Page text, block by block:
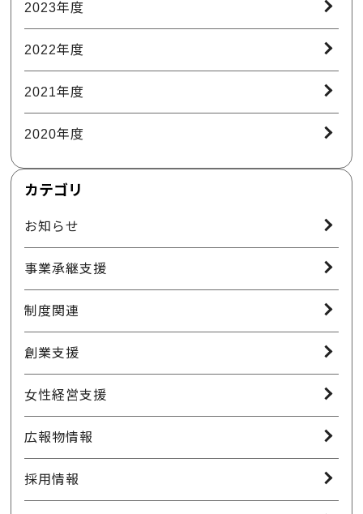
2023年度
2022年度
2021年度
2020年度
カテゴリ
お知らせ
事業承継支援
制度関連
創業支援
女性経営支援
広報物情報
採用情報